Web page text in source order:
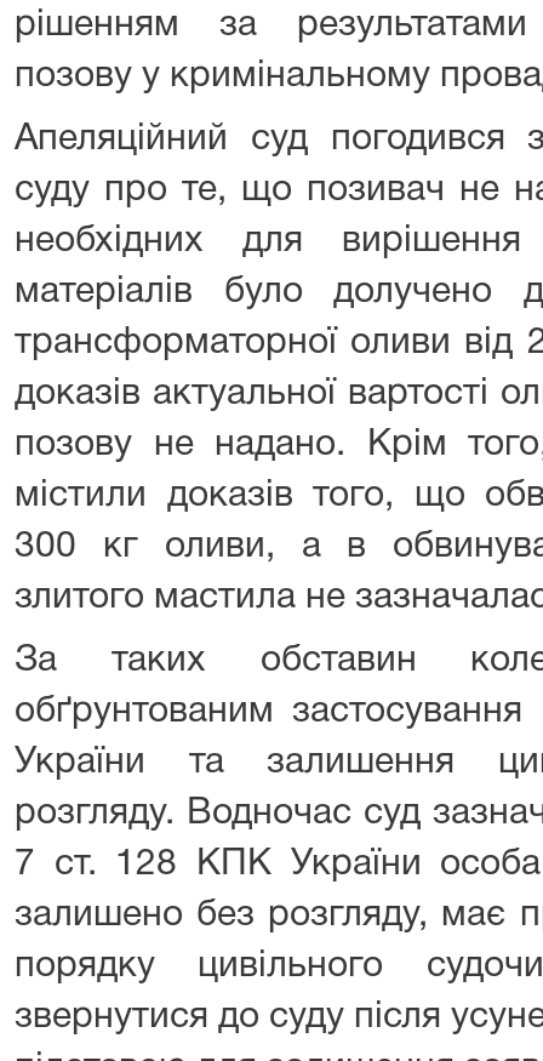
рішенням за результатами
позову у кримінальному
Апеляційний суд погодився
суду про те, що позивач не
необхідних для
матеріалів було долучено
трансформаторної оливи від
доказів актуальної вартості
позову не надано. Крім
містили доказів того, що
300 кг оливи, а в
злитого мастила не
За таких обставин
обґрунтованим
України та залишення
розгляду. Водночас суд
7 ст. 128 КПК України
залишено без розгляду, має
порядку цивільного
звернутися до суду після